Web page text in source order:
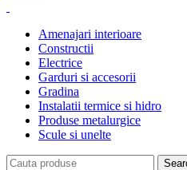
Amenajari interioare
Constructii
Electrice
Garduri si accesorii
Gradina
Instalatii termice si hidro
Produse metalurgice
Scule si unelte